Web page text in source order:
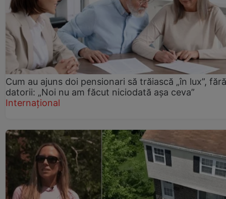
Cum au ajuns doi pensionari să trăiască „în lux”, fără
datorii: „Noi nu am făcut niciodată așa ceva”
Internațional